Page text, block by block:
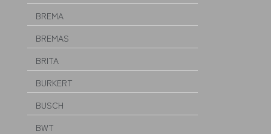
BREMA
BREMAS
BRITA
BURKERT
BUSCH
BWT